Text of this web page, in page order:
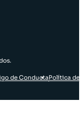
de ConductaPolítica de